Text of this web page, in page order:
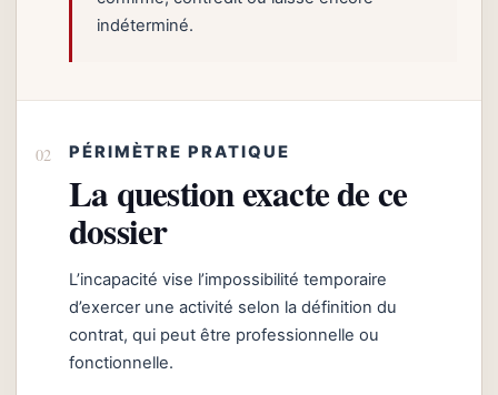
indéterminé.
PÉRIMÈTRE PRATIQUE
La question exacte de ce
dossier
L’incapacité vise l’impossibilité temporaire
d’exercer une activité selon la définition du
contrat, qui peut être professionnelle ou
fonctionnelle.